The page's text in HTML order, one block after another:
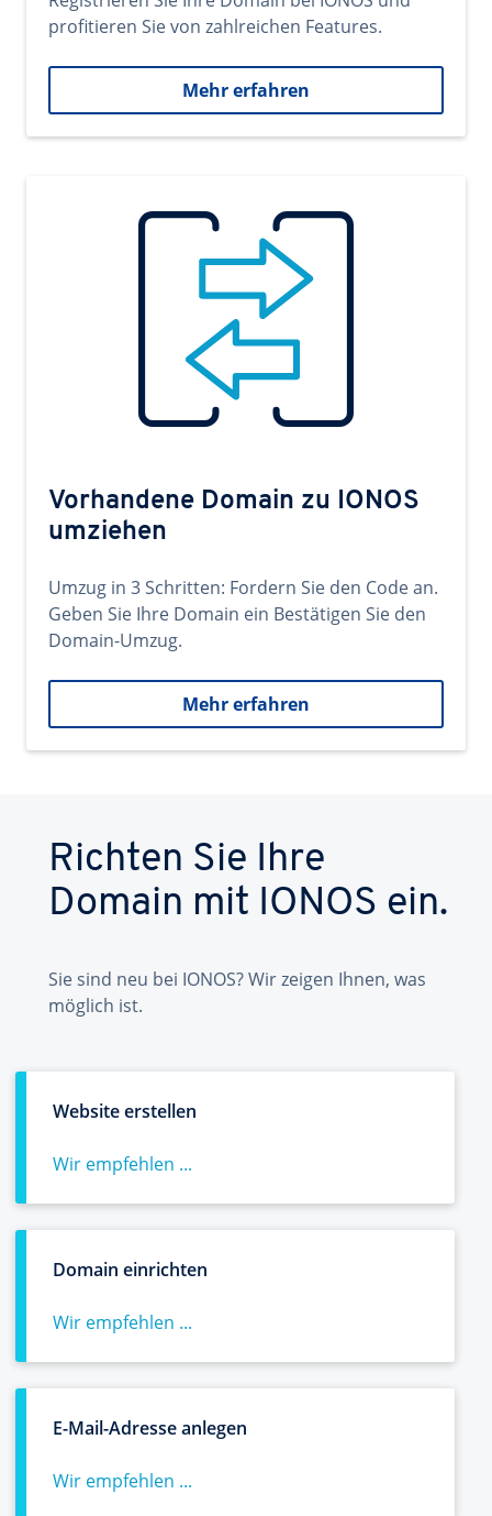
profitieren Sie von zahlreichen Features.
Mehr erfahren
Vorhandene Domain zu IONOS
umziehen
Umzug in 3 Schritten: Fordern Sie den Code an.
Geben Sie Ihre Domain ein Bestätigen Sie den
Domain-Umzug.
Mehr erfahren
Richten Sie Ihre
Domain mit IONOS ein.
Sie sind neu bei IONOS? Wir zeigen Ihnen, was
möglich ist.
Website erstellen
Wir empfehlen ...
Domain einrichten
Wir empfehlen ...
E-Mail-Adresse anlegen
Wir empfehlen ...